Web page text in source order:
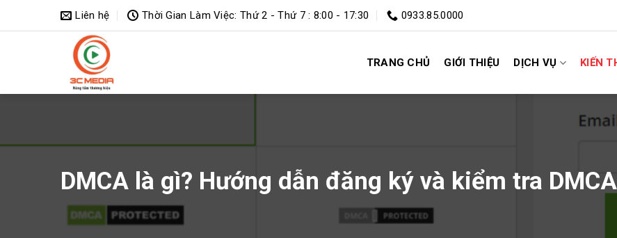
qua
Liên hệ Thời Gian Làm Việc: Thứ 2 - Thứ 7 : 8:00 - 17:30 0933.85.0000
TRANG CHỦ GIỚI THIỆU DỊCH VỤ KIẾN
DMCA là gì? Hướng dẫn đăng ký và kiểm tra